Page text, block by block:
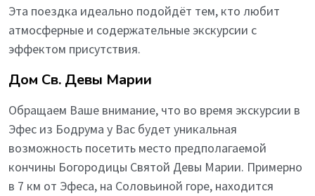
Эта поездка идеально подойдёт тем, кто любит
атмосферные и содержательные экскурсии с
эффектом присутствия.
Дом Св. Девы Марии
Обращаем Ваше внимание, что во время экскурсии в
Эфес из Бодрума у Вас будет уникальная
возможность посетить место предполагаемой
кончины Богородицы Святой Девы Марии. Примерно
в 7 км от Эфеса, на Соловьиной горе, находится